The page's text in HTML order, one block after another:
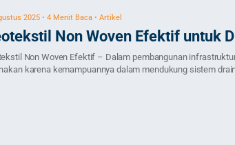
2025 • 4 Menit Baca • Artikel
Non Woven Efektif untuk
Non Woven Efektif – Dalam pembangunan
karena kemampuannya dalam mendukung sistem